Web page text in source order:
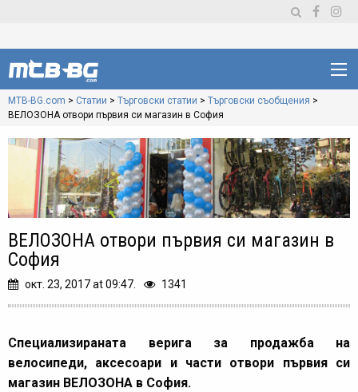
MTB-BG.com > Статии > Търговски статии > Търговски съобщения >
ВЕЛОЗОНА отвори първия си магазин в София
ВЕЛОЗОНА отвори първия си магазин в
София
окт. 23, 2017 at 09:47. 1341
Специализираната верига за продажба на
велосипеди, аксесоари и части отвори първия си
магазин ВЕЛОЗОНА в София.